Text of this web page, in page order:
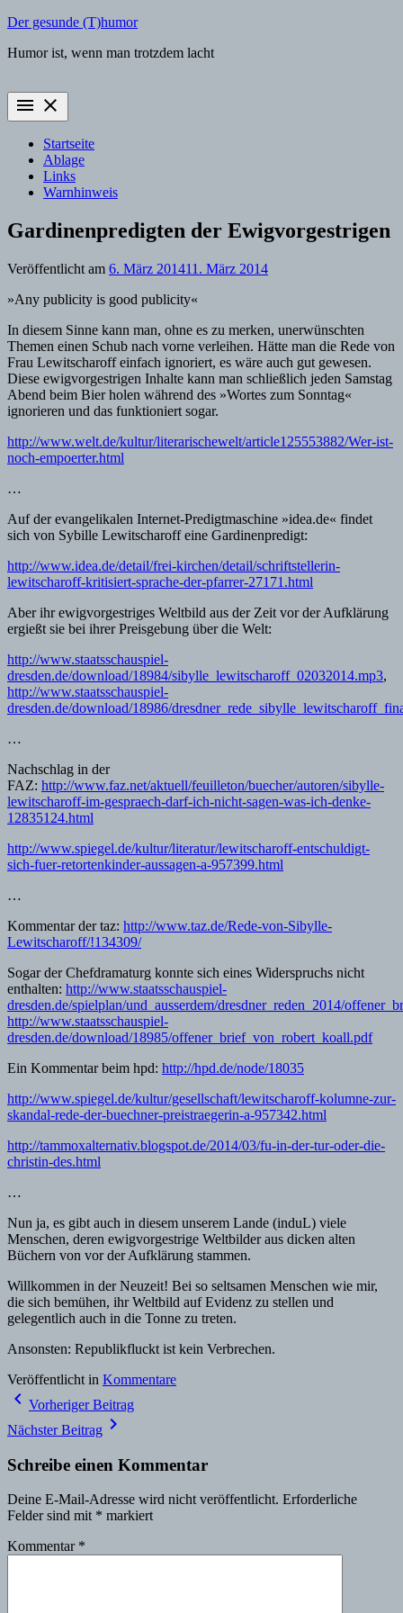
Zum
springen
Der gesunde (T)humor
Humor ist, wenn man trotzdem lacht
menu close
Startseite
Ablage
Links
Warnhinweis
Gardinenpredigten der Ewigvorgestrigen
Veröffentlicht am 6. März 201411. März 2014
»Any publicity is good publicity«
In diesem Sinne kann man, ohne es zu merken, unerwünschten
Themen einen Schub nach vorne verleihen. Hätte man die Rede von
Frau Lewitscharoff einfach ignoriert, es wäre auch gut gewesen.
Diese ewigvorgestrigen Inhalte kann man schließlich jeden Samstag
Abend beim Bier holen während des »Wortes zum Sonntag«
ignorieren und das funktioniert sogar.
http://www.welt.de/kultur/literarischewelt/article125553882/Wer-ist-
noch-empoerter.html
…
Auf der evangelikalen Internet-Predigtmaschine »idea.de« findet
sich von Sybille Lewitscharoff eine Gardinenpredigt:
http://www.idea.de/detail/frei-kirchen/detail/schriftstellerin-
lewitscharoff-kritisiert-sprache-der-pfarrer-27171.html
Aber ihr ewigvorgestriges Weltbild aus der Zeit vor der Aufklärung
ergießt sie bei ihrer Preisgebung über die Welt:
http://www.staatsschauspiel-
dresden.de/download/18984/sibylle_lewitscharoff_02032014.mp3,
http://www.staatsschauspiel-
dresden.de/download/18986/
…
Nachschlag in der
FAZ: http://www.faz.net/aktuell/feuilleton/buecher/autoren/sibylle-
lewitscharoff-im-gespraech-darf-ich-nicht-sagen-was-ich-denke-
12835124.html
http://www.spiegel.de/kultur/literatur/lewitscharoff-entschuldigt-
sich-fuer-retortenkinder-aussagen-a-957399.html
…
Kommentar der taz: http://www.taz.de/Rede-von-Sibylle-
Lewitscharoff/!134309/
Sogar der Chefdramaturg konnte sich eines Widerspruchs nicht
enthalten: http://www.staatsschauspiel-
dresden.de/spielplan/und_ausserdem/dresdner_reden_2014/
http://www.staatsschauspiel-
dresden.de/download/18985/offener_brief_von_robert_koall.pdf
Ein Kommentar beim hpd: http://hpd.de/node/18035
http://www.spiegel.de/kultur/gesellschaft/lewitscharoff-kolumne-zur-
skandal-rede-der-buechner-preistraegerin-a-957342.html
http://tammoxalternativ.blogspot.de/2014/03/fu-in-der-tur-oder-die-
christin-des.html
…
Nun ja, es gibt auch in diesem unserem Lande (induL) viele
Menschen, deren ewigvorgestrige Weltbilder aus dicken alten
Büchern von vor der Aufklärung stammen.
Willkommen in der Neuzeit! Bei so seltsamen Menschen wie mir,
die sich bemühen, ihr Weltbild auf Evidenz zu stellen und
gelegentlich auch in die Tonne zu treten.
Ansonsten: Republikfluckt ist kein Verbrechen.
Veröffentlicht in Kommentare
Beitragsnavigation
navigate_before Vorheriger Beitrag
Nächster Beitrag navigate_next
Schreibe einen Kommentar
Deine E-Mail-Adresse wird nicht veröffentlicht. Erforderliche
Felder sind mit * markiert
Kommentar *